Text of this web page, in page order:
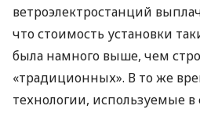
ветроэлектростанций
что стоимость установки
была намного выше, чем
«традиционных». В то же
технологии, используемые в